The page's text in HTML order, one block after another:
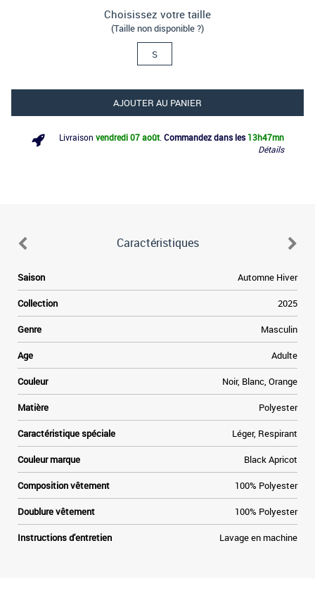
Choisissez votre taille
(Taille non disponible ?)
S
AJOUTER AU PANIER
Livraison vendredi 07 août. Commandez dans les 13h47mn
Détails
Caractéristiques
Saison Automne Hiver
Collection 2025
Genre Masculin
Age Adulte
Couleur Noir, Blanc, Orange
Matière Polyester
Caractéristique spéciale Léger, Respirant
Couleur marque Black Apricot
Composition vêtement 100% Polyester
Doublure vêtement 100% Polyester
Instructions d'entretien Lavage en machine